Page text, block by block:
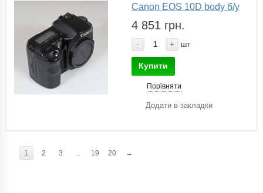
Canon EOS 10D body б/у
4 851 грн.
- + шт
Купити
Порівняти
Додати в закладки
1 2 3 19 20 →